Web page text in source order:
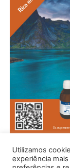
Utilizamos
experiência